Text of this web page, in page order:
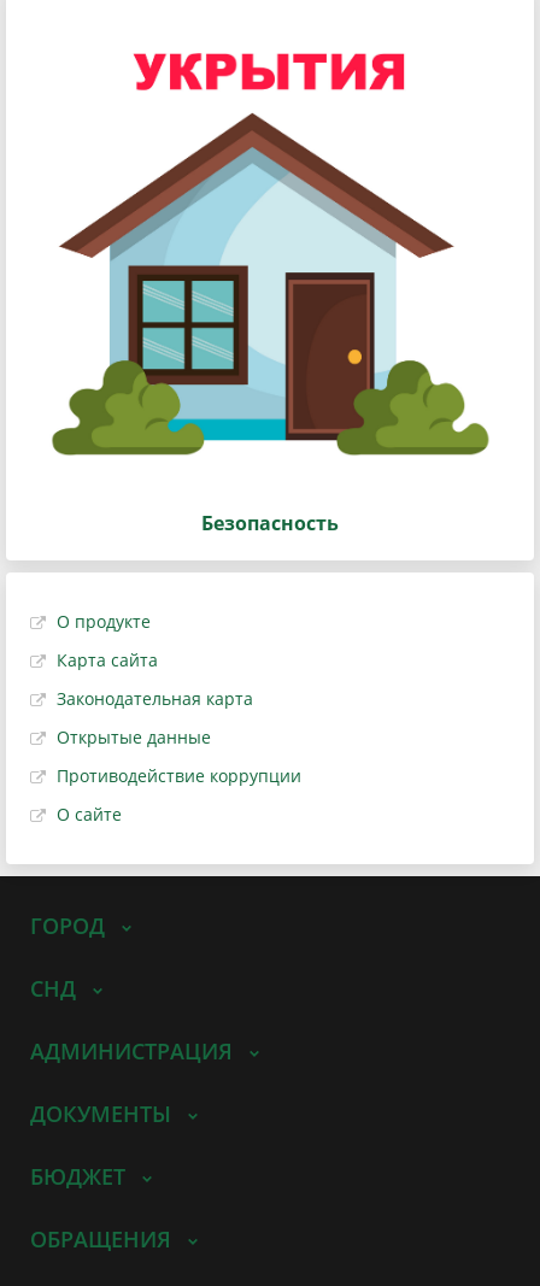
Безопасность
О продукте
Карта сайта
Законодательная карта
Открытые данные
Противодействие коррупции
О сайте
ГОРОД
СНД
АДМИНИСТРАЦИЯ
ДОКУМЕНТЫ
БЮДЖЕТ
ОБРАЩЕНИЯ